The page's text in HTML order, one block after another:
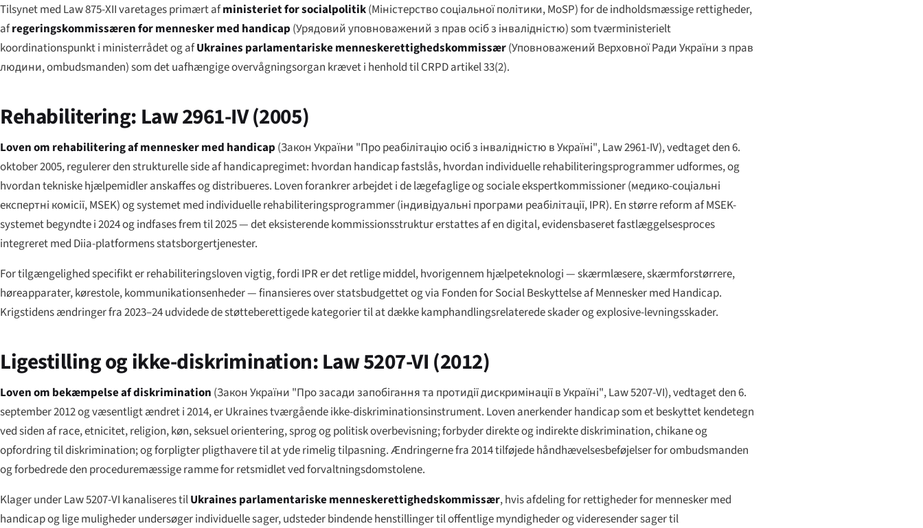
Tilsynet med Law 875-XII varetages primært afministeriet for socialpolitik(Міністерство соціальної політики, MoSP) for de indholdsmæssige rettigheder,
afregeringskommissæren for mennesker med handicap (Урядовий уповноважений з прав осіб з інвалідністю) som tværministerielt
koordinationspunkt i ministerrådet og afUkraines parlamentariske menneskerettighedskommissær(Уповноважений Верховної Ради України з прав
людини, ombudsmanden) som det uafhængige overvågningsorgan krævet i henhold til CRPD artikel 33(2).
Rehabilitering: Law 2961-IV (2005)
Loven om rehabilitering af mennesker med handicap (Закон України "Про реабілітацію осіб з інвалідністю в Україні", Law 2961-IV), vedtaget den 6.
oktober 2005, regulerer den strukturelle side af handicapregimet: hvordan handicap fastslås, hvordan individuelle rehabiliteringsprogrammer udformes, og
hvordan tekniske hjælpemidler anskaffes og distribueres. Loven forankrer arbejdet i de lægefaglige og sociale ekspertkommissioner (медико-соціальні
експертні комісії, MSEK) og systemet med individuelle rehabiliteringsprogrammer (індивідуальні програми реабілітації, IPR). En større reform af MSEK-
systemet begyndte i 2024 og indfases frem til 2025 — det eksisterende kommissionsstruktur erstattes af en digital, evidensbaseret fastlæggelsesproces
integreret med Diia-platformens statsborgertjenester.
For tilgængelighed specifikt er rehabiliteringsloven vigtig, fordi IPR er det retlige middel, hvorigennem hjælpeteknologi — skærmlæsere, skærmforstørrere,
høreapparater, kørestole, kommunikationsenheder — finansieres over statsbudgettet og via Fonden for Social Beskyttelse af Mennesker med Handicap.
Krigstidens ændringer fra 2023–24 udvidede de støtteberettigede kategorier til at dække kamphandlingsrelaterede skader og explosive-levningsskader.
Ligestilling og ikke-diskrimination: Law 5207-VI (2012)
Loven om bekæmpelse af diskrimination (Закон України "Про засади запобігання та протидії дискримінації в Україні", Law 5207-VI), vedtaget den 6.
september 2012 og væsentligt ændret i 2014, er Ukraines tværgående ikke-diskriminationsinstrument. Loven anerkender handicap som et beskyttet kendetegn
ved siden af race, etnicitet, religion, køn, seksuel orientering, sprog og politisk overbevisning; forbyder direkte og indirekte diskrimination, chikane og
opfordring til diskrimination; og forpligter pligthavere til at yde rimelig tilpasning. Ændringerne fra 2014 tilføjede håndhævelsesbeføjelser for ombudsmanden
og forbedrede den proceduremæssige ramme for retsmidlet ved forvaltningsdomstolene.
Klager under Law 5207-VI kanaliseres tilUkraines parlamentariske menneskerettighedskommissær, hvis afdeling for rettigheder for mennesker med
handicap og lige muligheder undersøger individuelle sager, udsteder bindende henstillinger til offentlige myndigheder og videresender sager til